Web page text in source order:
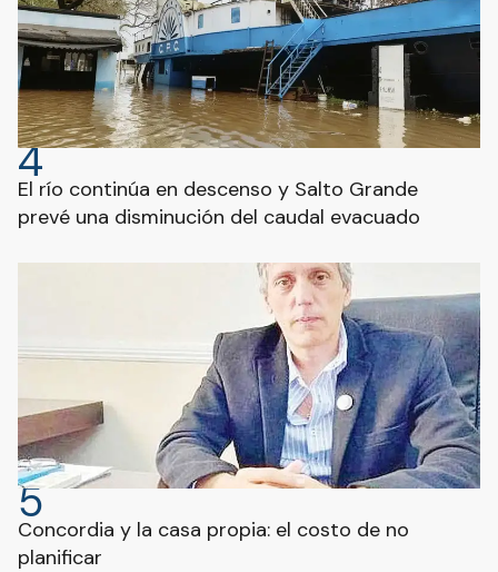
4
El río continúa en descenso y Salto Grande
prevé una disminución del caudal evacuado
5
Concordia y la casa propia: el costo de no
planificar